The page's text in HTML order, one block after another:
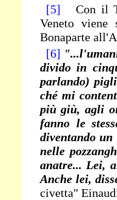
[5]
Con il
Veneto viene
Bonaparte
[6]
divido in
parlando)
ché mi
più giù, agli
fanno le
diventando
nelle
anatre... Lei,
Anche lei,
civetta"